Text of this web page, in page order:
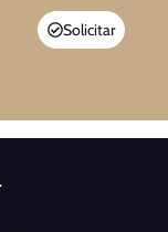
Solicitar